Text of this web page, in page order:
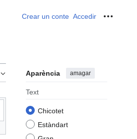
Crear un conte Accedir
Aparència amagar
Text
Chicotet
Estàndart